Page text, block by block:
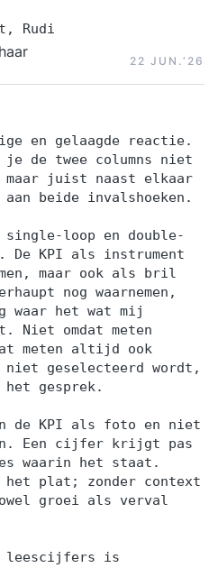
Rudi
22 JUN.‘26
en gelaagde reactie.
de twee columns niet
maar juist naast elkaar
beide invalshoeken.
single-loop en double-
KPI als instrument
maar ook als bril
nog waarnemen,
waar het wat mij
Niet omdat meten
meten altijd ook
geselecteerd wordt,
gesprek.
de KPI als foto en niet
Een cijfer krijgt pas
waarin het staat.
plat; zonder context
groei als verval
leescijfers is